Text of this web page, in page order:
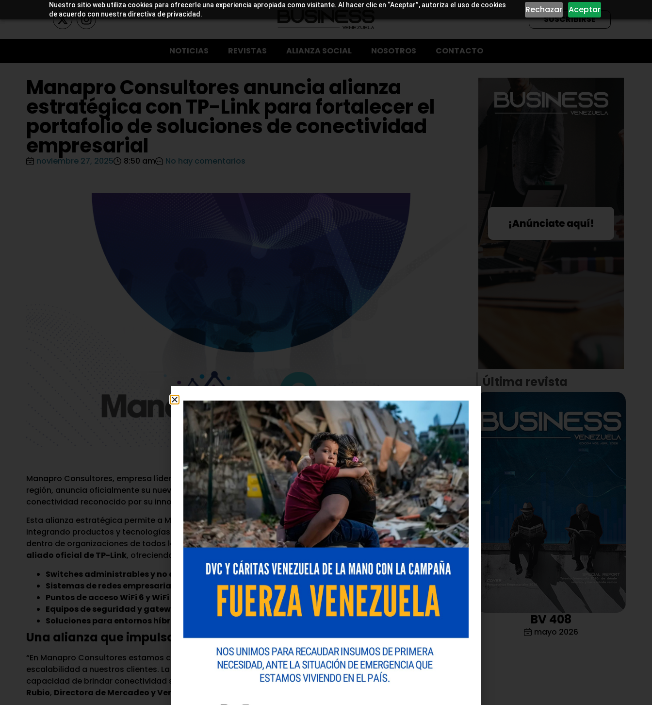
Nuestro sitio web utiliza cookies para ofrecerle una experiencia apropiada como visitante. Al hacer clic en “Aceptar”, autoriza el uso de cookies
de acuerdo con nuestra directiva de privacidad.
Rechazar Aceptar
SUSCRIBIRSE
NOTICIAS REVISTAS ALIANZA SOCIAL NOSOTROS CONTACTO
Manapro Consultores anuncia alianza
estratégica con TP-Link para fortalecer el
portafolio de soluciones de conectividad
empresarial
noviembre 27, 2025 8:50 am No hay comentarios
Manapro Consultores, empresa líder en soluciones tecnológicas y servicios de transformación digital en la
región, anuncia oficialmente su nueva alianza comercial conTP-Link , proveedor global de dispositivos de red y
conectividad reconocido por su innovación, calidad y presencia en más de 170 países.
Esta alianza estratégica permite a Manapro ampliar su portafolio de soluciones orientadas al sector corporativo,
integrando productos y tecnologías que fortalecen infraestructuras de red, comunicaciones y gestión de TI
dentro de organizaciones de todos los tamaños. Con esta incorporación, Manapro se convierte endistribuidor y
aliado oficial de TP-Link, ofreciendo acceso directo a soluciones empresariales como:
Switches administrables y no administrables
Sistemas de redes empresariales Omada SDN
Puntos de acceso WiFi 6 y WiFi 7
Equipos de seguridad y gateways empresariales
Soluciones para entornos híbridos y oficinas distribuidas
Una alianza que impulsa la transformación digital en el país
“En Manapro Consultores estamos comprometidos con ofrecer soluciones tecnológicas que aporten valor real y
escalabilidad a nuestros clientes. La incorporación de TP-Link a nuestro ecosistema de aliados fortalece nuestra
capacidad de brindar conectividad segura, estable y alineada a los retos de la era digital”, destacó
Rubio, Directora de Mercadeo y Ventas de Manapro Consultores
Última revista
BV 408
mayo 2026